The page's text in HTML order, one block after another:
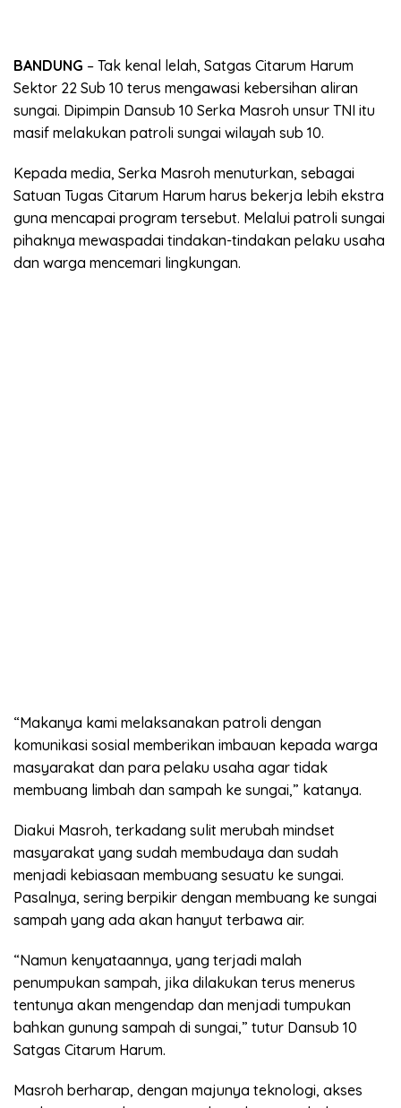
BANDUNG – Tak kenal lelah, Satgas Citarum Harum
Sektor 22 Sub 10 terus mengawasi kebersihan aliran
sungai. Dipimpin Dansub 10 Serka Masroh unsur TNI itu
masif melakukan patroli sungai wilayah sub 10.
Kepada media, Serka Masroh menuturkan, sebagai
Satuan Tugas Citarum Harum harus bekerja lebih ekstra
guna mencapai program tersebut. Melalui patroli sungai
pihaknya mewaspadai tindakan-tindakan pelaku usaha
dan warga mencemari lingkungan.
“Makanya kami melaksanakan patroli dengan
komunikasi sosial memberikan imbauan kepada warga
masyarakat dan para pelaku usaha agar tidak
membuang limbah dan sampah ke sungai,” katanya.
Diakui Masroh, terkadang sulit merubah mindset
masyarakat yang sudah membudaya dan sudah
menjadi kebiasaan membuang sesuatu ke sungai.
Pasalnya, sering berpikir dengan membuang ke sungai
sampah yang ada akan hanyut terbawa air.
“Namun kenyataannya, yang terjadi malah
penumpukan sampah, jika dilakukan terus menerus
tentunya akan mengendap dan menjadi tumpukan
bahkan gunung sampah di sungai,” tutur Dansub 10
Satgas Citarum Harum.
Masroh berharap, dengan majunya teknologi, akses